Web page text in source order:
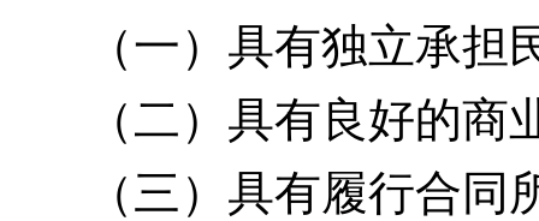
（一）具有独立承
（二）具有良好的
（三）具有履行合